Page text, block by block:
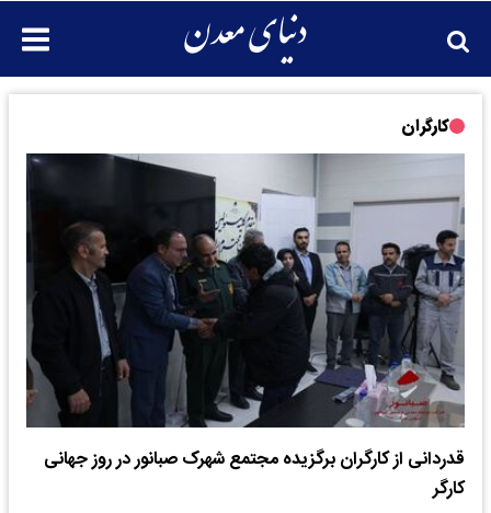
کارگران
قدردانی از کارگران برگزیده مجتمع شهرک صبانور در روز جهانی
کارگر